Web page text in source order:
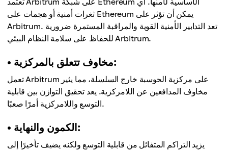
ثغرات أمنية أو هجمات على Ethereum يمكن أن تؤثر على
Arbitrum. تعد التدابير الأمنية القوية والمراقبة المستمرة ضرورية
للحفاظ على سلامة النظام البيئي Arbitrum.
• مخاوف تتعلق بالمركزية:
تعمل Arbitrum على مركزية الحوسبة خارج السلسلة، مما يثير
مخاوف المدافعين عن اللامركزية. يعد تحقيق التوازن بين قابلية
التوسع واللامركزية أمرًا صعبًا.
• الكمون والنهاية:
يزيد التراكم المتفائل من قابلية التوسع ولكنه يضيف تأخيرًا إلى